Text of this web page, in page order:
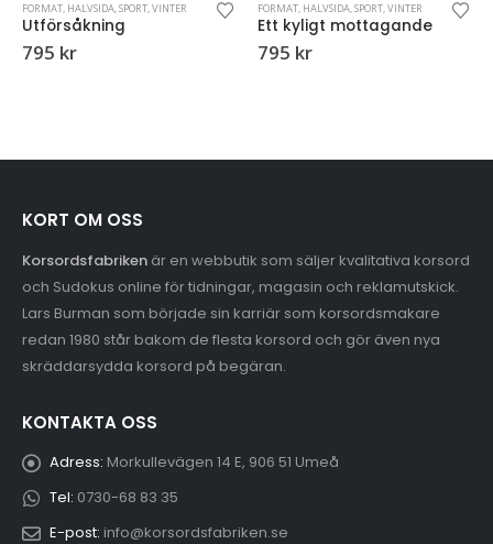
FORMAT, HALVSIDA,SPORT,VINTER
Utförsåkning
795 kr
FORMAT, HALVSIDA,SPORT,VINTER
Ett kyligt mottagande
795 kr
KORT OM OSS
Korsordsfabriken är en webbutik som säljer kvalitativa korsord
och Sudokus online för tidningar, magasin och reklamutskick.
Lars Burman som började sin karriär som korsordsmakare
redan 1980 står bakom de flesta korsord och gör även nya
skräddarsydda korsord på begäran.
KONTAKTA OSS
Adress: Morkullevägen 14 E, 906 51 Umeå
Tel: 0730-68 83 35
E-post: info@korsordsfabriken.se